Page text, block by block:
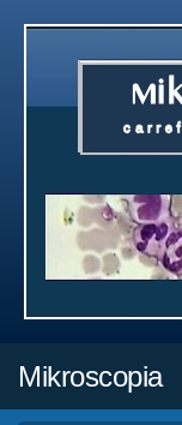
Mikroscopia